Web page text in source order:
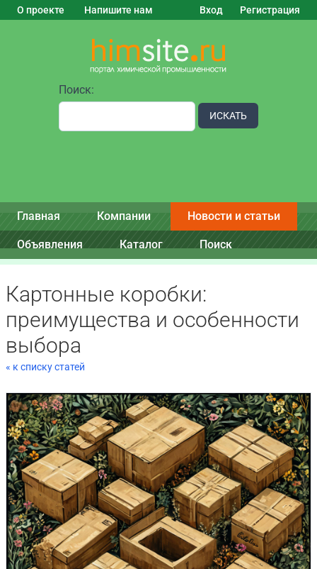
О проекте Напишите нам Вход Регистрация
Поиск:
ИСКАТЬ
Главная Компании Новости и статьи
Объявления Каталог Поиск
Картонные коробки:
преимущества и особенности
выбора
« к списку статей